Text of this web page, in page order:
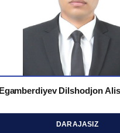
Egamberdiyev Dilshodjon
DARAJASIZ